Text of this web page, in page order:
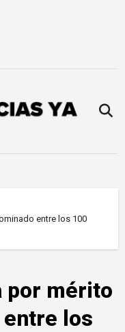
entre los 100
por mérito
los